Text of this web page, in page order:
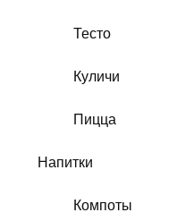
Тесто
Куличи
Пицца
Напитки
Компоты